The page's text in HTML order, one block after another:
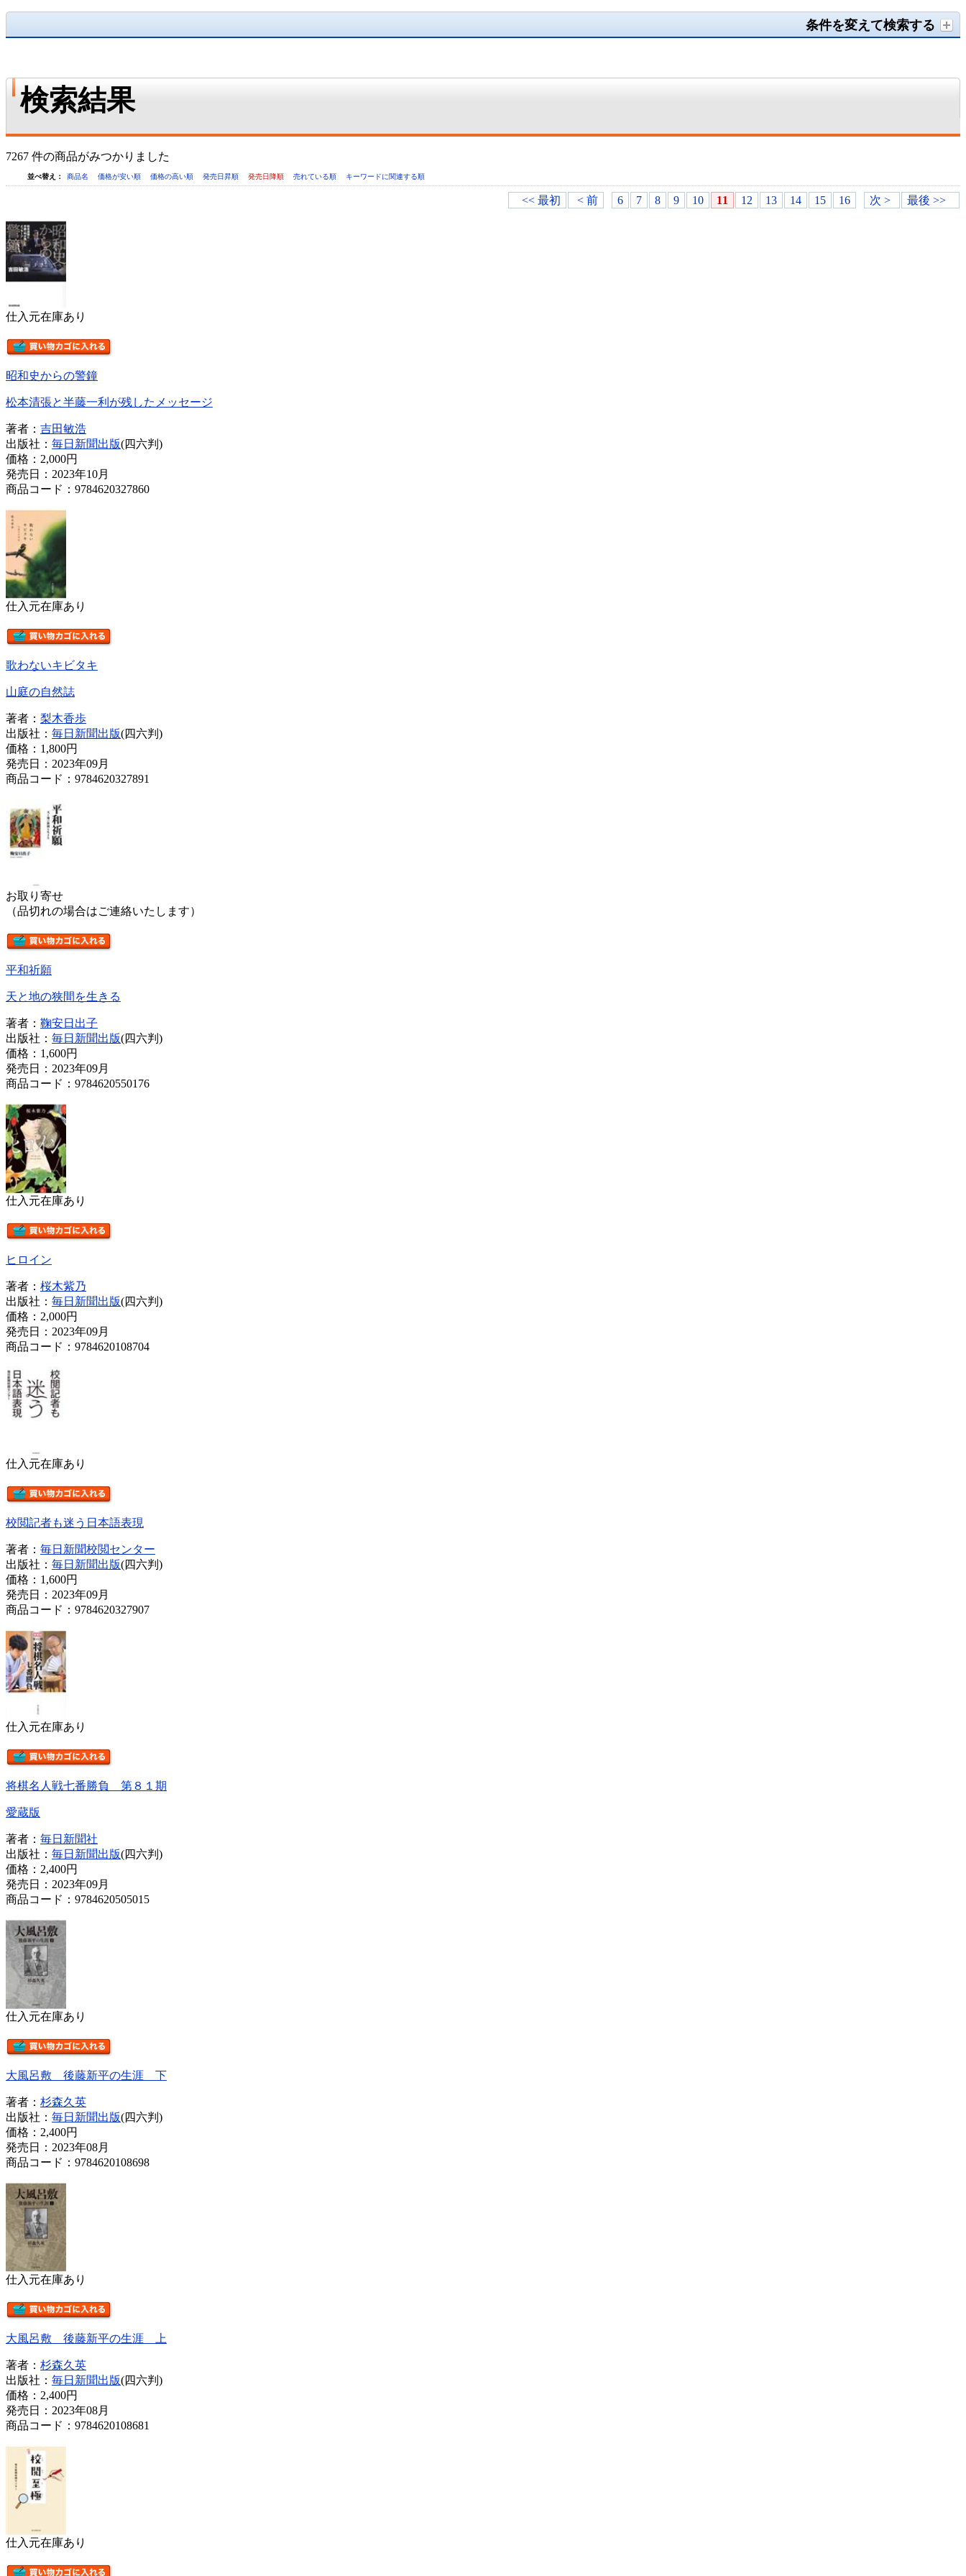
条件を変えて検索する
検索結果
7267 件の商品がみつかりました
並べ替え： 商品名 価格が安い順 価格の高い順 発売日昇順 発売日降順 売れている順 キーワードに関連する順
<< 最初 < 前 6 7 8 9 10 11 12 13 14 15 16 次 > 最後 >>
仕入元在庫あり
昭和史からの警鐘
松本清張と半藤一利が残したメッセージ
著者： 吉田敏浩
出版社： 毎日新聞出版(四六判)
価格： 2,000円
発売日：2023年10月
商品コード：9784620327860
仕入元在庫あり
歌わないキビタキ
山庭の自然誌
著者： 梨木香歩
出版社： 毎日新聞出版(四六判)
価格： 1,800円
発売日：2023年09月
商品コード：9784620327891
お取り寄せ
（品切れの場合はご連絡いたします）
平和祈願
天と地の狭間を生きる
著者： 鞠安日出子
出版社： 毎日新聞出版(四六判)
価格： 1,600円
発売日：2023年09月
商品コード：9784620550176
仕入元在庫あり
ヒロイン
著者： 桜木紫乃
出版社： 毎日新聞出版(四六判)
価格： 2,000円
発売日：2023年09月
商品コード：9784620108704
仕入元在庫あり
校閲記者も迷う日本語表現
著者： 毎日新聞校閲センター
出版社： 毎日新聞出版(四六判)
価格： 1,600円
発売日：2023年09月
商品コード：9784620327907
仕入元在庫あり
将棋名人戦七番勝負 第８１期
愛蔵版
著者： 毎日新聞社
出版社： 毎日新聞出版(四六判)
価格： 2,400円
発売日：2023年09月
商品コード：9784620505015
仕入元在庫あり
大風呂敷 後藤新平の生涯 下
著者： 杉森久英
出版社： 毎日新聞出版(四六判)
価格： 2,400円
発売日：2023年08月
商品コード：9784620108698
仕入元在庫あり
大風呂敷 後藤新平の生涯 上
著者： 杉森久英
出版社： 毎日新聞出版(四六判)
価格： 2,400円
発売日：2023年08月
商品コード：9784620108681
仕入元在庫あり